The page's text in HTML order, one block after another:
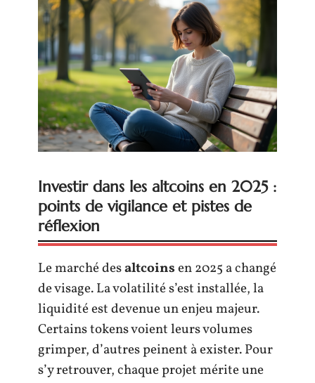
Investir dans les altcoins en 2025 :
points de vigilance et pistes de
réflexion
Le marché desaltcoinsen 2025 a changé
de visage. La volatilité s’est installée, la
liquidité est devenue un enjeu majeur.
Certains tokens voient leurs volumes
grimper, d’autres peinent à exister. Pour
s’y retrouver, chaque projet mérite une